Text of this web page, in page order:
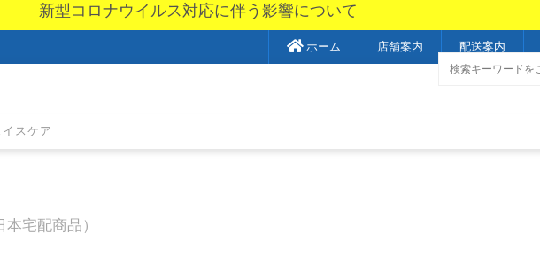
新型コロナウイルス対応に伴う影響について
ホーム 店舗案内 配送案内
スケア
宅配商品）